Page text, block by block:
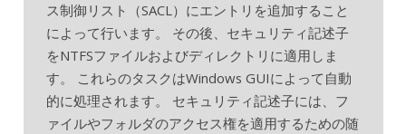
ス制御リスト（SACL）にエントリを追加すること
によって行います。 その後、セキュリティ記述子
をNTFSファイルおよびディレクトリに適用しま
す。 これらのタスクはWindows GUIによって自動
的に処理されます。 セキュリティ記述子には、フ
ァイルやフォルダのアクセス権を適用するための随